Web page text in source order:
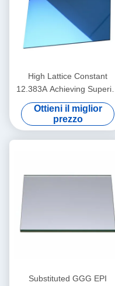
High Lattice Constant
12.383A Achieving Superior
Performance with 0.5 Mm
Thickness
Ottieni il miglior
prezzo
Substituted GGG EPI